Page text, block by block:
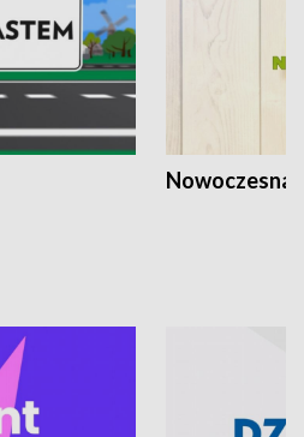
Nowoczesna